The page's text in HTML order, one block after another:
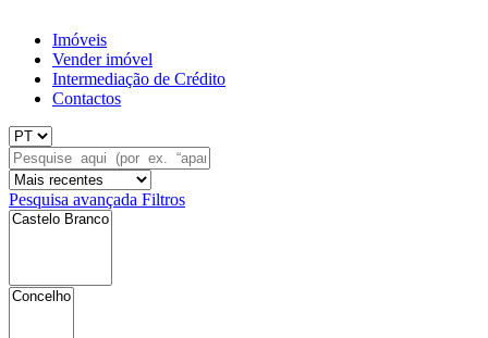
Imóveis
Vender imóvel
Intermediação de Crédito
Contactos
Pesquisa avançada Filtros